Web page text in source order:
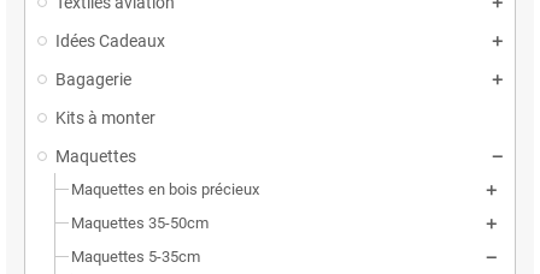
Idées Cadeaux
Bagagerie
Kits à monter
Maquettes
Maquettes en bois précieux
Maquettes 35-50cm
Maquettes 5-35cm